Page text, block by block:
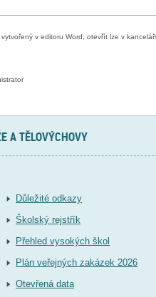
v editoru Word, otevřít lze v
A TĚLOVÝCHOVY
Důležité odkazy
Školský rejstřík
Přehled vysokých škol
Plán veřejných zakázek 2026
Otevřená data